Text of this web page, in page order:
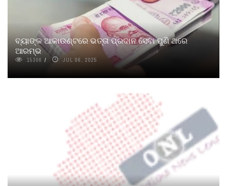
ବ୍ୟାଙ୍କ ଆକାଉଣ୍ଟରେ ଭତ୍ତା ପ୍ରଦାନ ସେବା ପୁଣି ଥରେ
ଆରମ୍ଭ
15306 JUL 06, 2025